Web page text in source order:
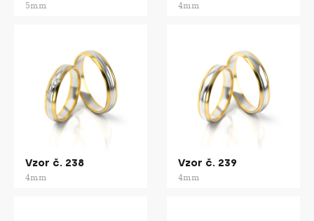
5mm 4mm
Vzor č. 238
4mm
Vzor č. 239
4mm